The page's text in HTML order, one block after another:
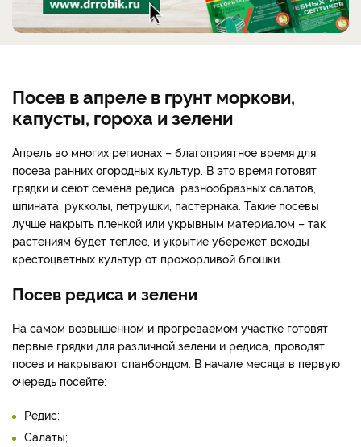
Посев в апреле в грунт моркови,
капусты, гороха и зелени
Апрель во многих регионах – благоприятное время для
посева ранних огородных культур. В это время готовят
грядки и сеют семена редиса, разнообразных салатов,
шпината, рукколы, петрушки, пастернака. Такие посевы
лучше накрыть пленкой или укрывным материалом – так
растениям будет теплее, и укрытие убережет всходы
крестоцветных культур от прожорливой блошки.
Посев редиса и зелени
На самом возвышенном и прогреваемом участке готовят
первые грядки для различной зелени и редиса, проводят
посев и накрывают спанбондом. В начале месяца в первую
очередь посейте:
Редис;
Салаты;